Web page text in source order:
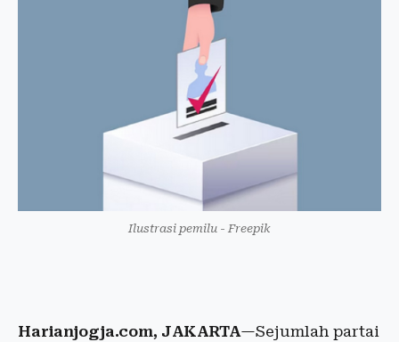
Ilustrasi pemilu - Freepik
Harianjogja.com, JAKARTA—Sejumlah partai